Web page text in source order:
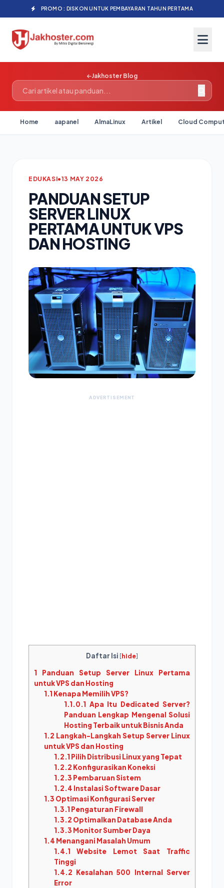
PROMO : DISKON UNTUK PEMBAYARAN TAHUN PERTAMA
Jakhoster Blog
Home aapanel AlmaLinux Artikel Cloud
EDUKASI•13 MAY 2026
PANDUAN SETUP
SERVER LINUX
PERTAMA UNTUK VPS
DAN HOSTING
ADVERTISEMENT
Daftar Isi [hide]
1 Panduan Setup Server Linux Pertama
untuk VPS dan Hosting
1.1 Kenapa Memilih VPS?
1.1.0.1 Apa Itu Dedicated Server?
Panduan Lengkap Mengenal Solusi
Hosting Terbaik untuk Bisnis Anda
1.2 Langkah-Langkah Setup Server Linux
untuk VPS dan Hosting
1.2.1 Pilih Distribusi Linux yang Tepat
1.2.2 Konfigurasikan Koneksi
1.2.3 Pembaruan Sistem
1.2.4 Instalasi Software Dasar
1.3 Optimasi Konfigurasi Server
1.3.1 Pengaturan Firewall
1.3.2 Optimalkan Database Anda
1.3.3 Monitor Sumber Daya
1.4 Menangani Masalah Umum
1.4.1 Website Lemot Saat Traffic
Tinggi
1.4.2 Kesalahan 500 Internal Server
Error